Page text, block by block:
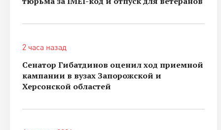
2 часа назад
Сенатор Гибатдинов оценил ход приемной
кампании в вузах Запорожской и
Херсонской областей